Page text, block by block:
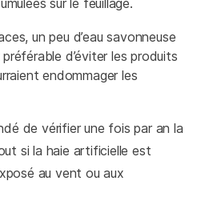
sur le feuillage.
un peu d’eau savonneuse
d’éviter les produits
endommager les
de vérifier une fois par an la
si la haie artificielle est
au vent ou aux